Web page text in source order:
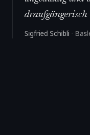
Sigfried Schibli ·